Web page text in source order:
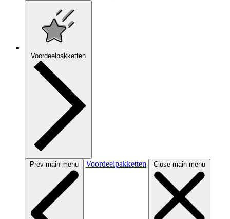
Voordeelpakketten
Prev main menu Voordeelpakketten Close main menu